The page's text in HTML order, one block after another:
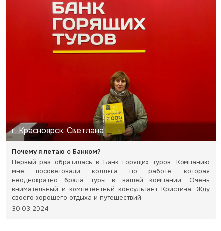
г. Красноярск, Светлана
Почему я летаю с Банком?
Первый раз обратилась в Банк горящих туров. Компанию
мне посоветовали коллега по работе, которая
неоднократно брала туры в вашей компании. Очень
внимательный и компетентный консультант Кристина. Жду
своего хорошего отдыха и путешествий.
30.03.2024